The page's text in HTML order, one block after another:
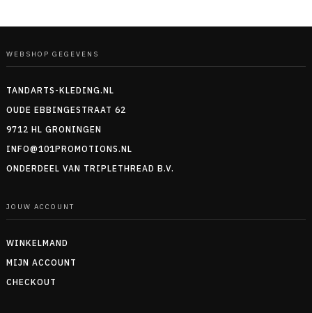
WEBSHOP GEGEVENS
TANDARTS-KLEDING.NL
OUDE EBBINGESTRAAT 62
9712 HL GRONINGEN
INFO@101PROMOTIONS.NL
ONDERDEEL VAN TRIPLETHREAD B.V.
JOUW ACCOUNT
WINKELMAND
MIJN ACCOUNT
CHECKOUT